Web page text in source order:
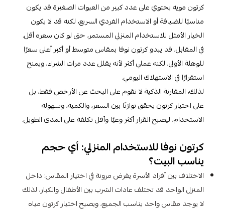
كرتون مويه يحتوي على عدد كبير من العبوات الصغيرة قد يكون
مناسبًا للضيافة أو الاستخدام الفردي السريع، لكنه قد لا يكون
الخيار الأمثل للاستخدام المنزلي المستمر، حتى لو كان سعره أقل.
في المقابل، قد يبدو كرتون نوفا بمقاس متوسط أو أكبر أعلى سعرًا
للوهلة الأولى، لكنه عملي أكثر لأنه يقلل عدد مرات الشراء، ويمنح
استقرارًا في الاستهلاك اليومي.
لذلك، المقارنة الذكية لا تقوم على البحث عن الأرخص فقط، بل
على اختيار كرتون يحقق توازنًا بين السعر، والكمية، وسهولة
الاستخدام، ليصبح القرار أكثر وعيًا وأقل تكلفة على المدى الطويل.
كرتون نوفا للاستخدام المنزلي: أي حجم
يناسب البيت؟
الاختلاف بين أفراد الأسرة يفرض مرونة في اختيار المقاس: داخل
المنزل الواحد قد تختلف عادات الشرب بين الأطفال والكبار، لذلك
لا يوجد مقاس واحد يناسب الجميع، ويصبح اختيار كرتون مياه